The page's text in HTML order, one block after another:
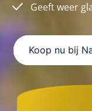
Geeft weer
Koop nu bij